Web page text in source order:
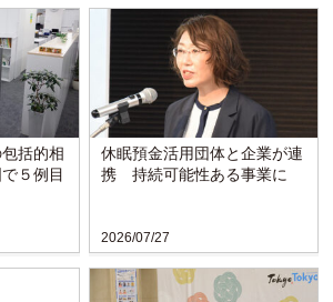
括的相
５例目
2026/07/27
休眠預金活用団体と企業が連
携 持続可能性ある事業に